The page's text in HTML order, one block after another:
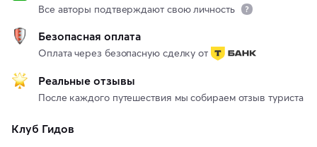
Все авторы подтверждают свою личность
Безопасная оплата
Оплата через безопасную сделку от
Реальные отзывы
После каждого путешествия мы собираем отзыв туриста
Клуб Гидов